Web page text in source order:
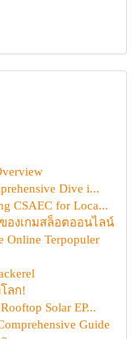
Dive i...
CSAEC for Loca...
องเกมสล็อตออนไลน์
Online Terpopuler
ลก!
Solar EP...
Guide